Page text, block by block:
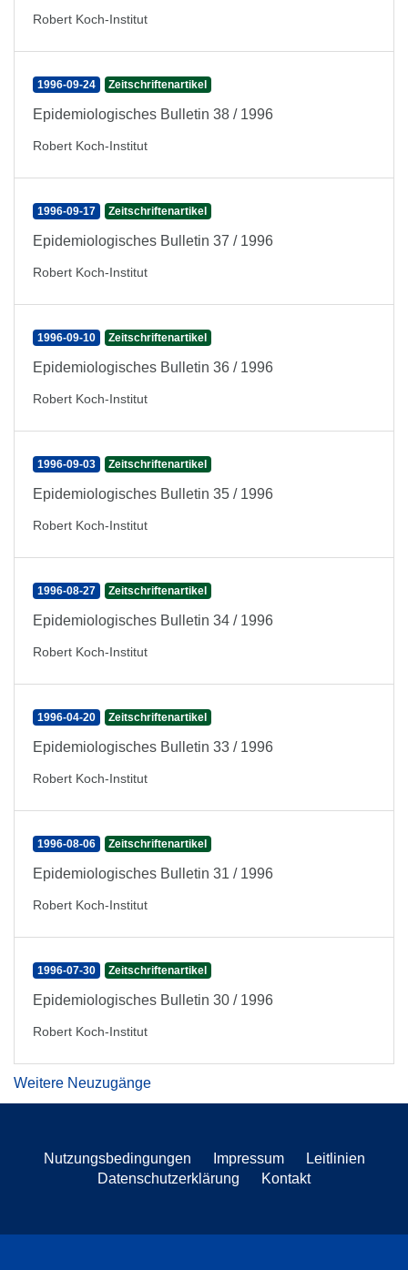
Robert Koch-Institut
1996-09-24 Zeitschriftenartikel
Epidemiologisches Bulletin 38 / 1996
Robert Koch-Institut
1996-09-17 Zeitschriftenartikel
Epidemiologisches Bulletin 37 / 1996
Robert Koch-Institut
1996-09-10 Zeitschriftenartikel
Epidemiologisches Bulletin 36 / 1996
Robert Koch-Institut
1996-09-03 Zeitschriftenartikel
Epidemiologisches Bulletin 35 / 1996
Robert Koch-Institut
1996-08-27 Zeitschriftenartikel
Epidemiologisches Bulletin 34 / 1996
Robert Koch-Institut
1996-04-20 Zeitschriftenartikel
Epidemiologisches Bulletin 33 / 1996
Robert Koch-Institut
1996-08-06 Zeitschriftenartikel
Epidemiologisches Bulletin 31 / 1996
Robert Koch-Institut
1996-07-30 Zeitschriftenartikel
Epidemiologisches Bulletin 30 / 1996
Robert Koch-Institut
Weitere Neuzugänge
Nutzungsbedingungen Impressum
Leitlinien
Datenschutzerklärung
Kontakt